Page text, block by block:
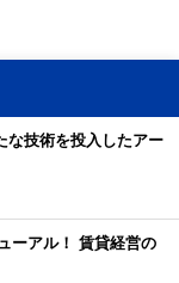
な技術を投入したアー
ーアル！ 賃貸経営の